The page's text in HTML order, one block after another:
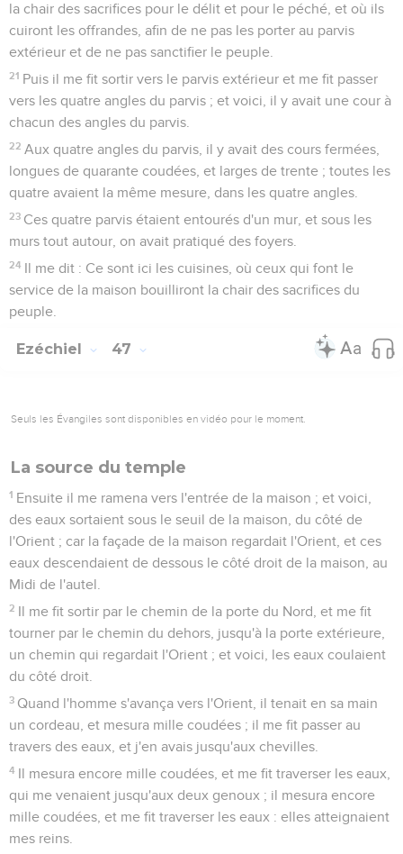
la chair des sacrifices pour le délit et pour le péché, et où ils
cuiront les offrandes, afin de ne pas les porter au parvis
extérieur et de ne pas sanctifier le peuple.
21 Puis il me fit sortir vers le parvis extérieur et me fit passer
vers les quatre angles du parvis ; et voici, il y avait une cour à
chacun des angles du parvis.
22 Aux quatre angles du parvis, il y avait des cours fermées,
longues de quarante coudées, et larges de trente ; toutes les
quatre avaient la même mesure, dans les quatre angles.
23 Ces quatre parvis étaient entourés d'un mur, et sous les
murs tout autour, on avait pratiqué des foyers.
24 Il me dit : Ce sont ici les cuisines, où ceux qui font le
service de la maison bouilliront la chair des sacrifices du
peuple.
Ezéchiel 47
Seuls les Évangiles sont disponibles en vidéo pour le moment.
La source du temple
1 Ensuite il me ramena vers l'entrée de la maison ; et voici,
des eaux sortaient sous le seuil de la maison, du côté de
l'Orient ; car la façade de la maison regardait l'Orient, et ces
eaux descendaient de dessous le côté droit de la maison, au
Midi de l'autel.
2 Il me fit sortir par le chemin de la porte du Nord, et me fit
tourner par le chemin du dehors, jusqu'à la porte extérieure,
un chemin qui regardait l'Orient ; et voici, les eaux coulaient
du côté droit.
3 Quand l'homme s'avança vers l'Orient, il tenait en sa main
un cordeau, et mesura mille coudées ; il me fit passer au
travers des eaux, et j'en avais jusqu'aux chevilles.
4 Il mesura encore mille coudées, et me fit traverser les eaux,
qui me venaient jusqu'aux deux genoux ; il mesura encore
mille coudées, et me fit traverser les eaux : elles atteignaient
mes reins.